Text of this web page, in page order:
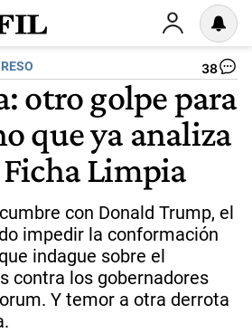
38
otro golpe para
que ya analiza
Limpia
con Donald Trump, el
impedir la conformación
indague sobre el
contra los gobernadores
Y temor a otra derrota